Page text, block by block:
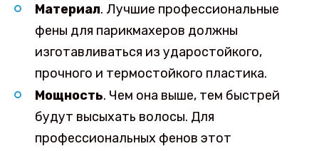
Материал. Лучшие профессиональные
фены для парикмахеров должны
изготавливаться из ударостойкого,
прочного и термостойкого пластика.
Мощность. Чем она выше, тем быстрей
будут высыхать волосы. Для
профессиональных фенов этот